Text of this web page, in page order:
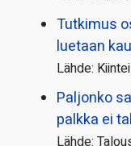
Tutkimus
luetaan
Lähde:
Paljonko
palkka ei
Lähde: